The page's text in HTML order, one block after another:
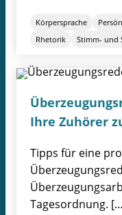
Körpersprache
Rhetorik
Stimm- und
Ihre Zuhörer
Tipps für eine
Tagesordnung.